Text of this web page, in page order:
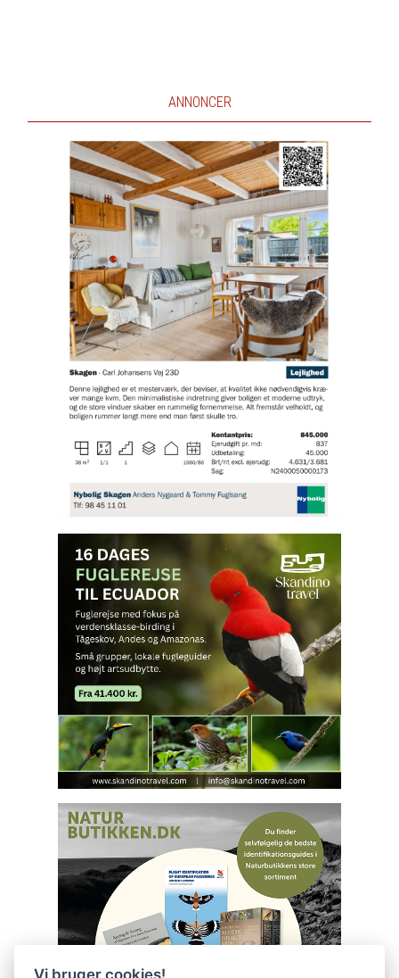
ANNONCER
Vi bruger cookies!